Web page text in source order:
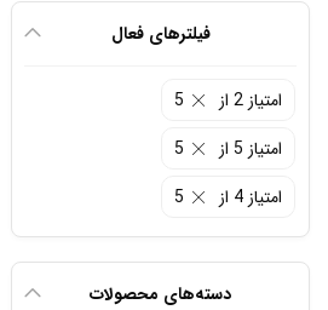
فیلترهای فعال
امتیاز 2 از 5
امتیاز 5 از 5
امتیاز 4 از 5
دسته‌های محصولات